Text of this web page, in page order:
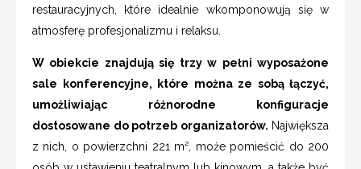
restauracyjnych, które idealnie wkomponowują się w
atmosferę profesjonalizmu i relaksu.
W obiekcie znajdują się trzy w pełni wyposażone
sale konferencyjne, które można ze sobą łączyć,
umożliwiając różnorodne konfiguracje
dostosowane do potrzeb organizatorów. Największa
z nich, o powierzchni 221 m², może pomieścić do 200